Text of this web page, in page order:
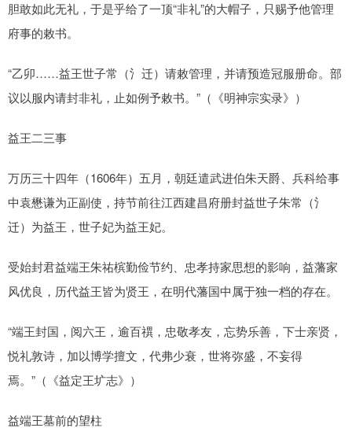
胆敢如此无礼，于是乎给了一顶“非礼”的大帽子，只赐予他管理
府事的敕书。
“乙卯……益王世子常（氵迁）请敕管理，并请预造冠服册命。部
议以服内请封非礼，止如例予敕书。”（《明神宗实录》）
益王二三事
万历三十四年（1606年）五月，朝廷遣武进伯朱天爵、兵科给事
中袁懋谦为正副使，持节前往江西建昌府册封益世子朱常（氵
迁）为益王，世子妃为益王妃。
受始封君益端王朱祐槟勤俭节约、忠孝持家思想的影响，益藩家
风优良，历代益王皆为贤王，在明代藩国中属于独一档的存在。
“端王封国，阅六王，逾百禩，忠敬孝友，忘势乐善，下士亲贤，
悦礼敦诗，加以博学擅文，代弗少衰，世将弥盛，不妄得
焉。”（《益定王圹志》）
益端王墓前的望柱